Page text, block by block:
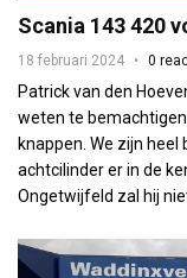
Scania 143 420
18 februari 2024 0
Patrick van den
weten te
knappen. We zijn
achtcilinder er in de
Ongetwijfeld zal hij